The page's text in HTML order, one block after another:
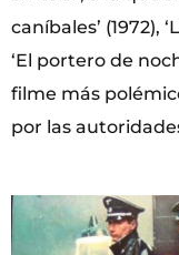
caníbales’ (1972),
‘El portero de
filme más
por las